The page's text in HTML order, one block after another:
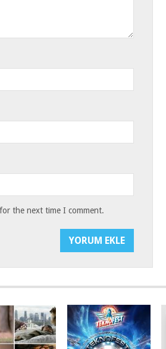
the next time I comment.